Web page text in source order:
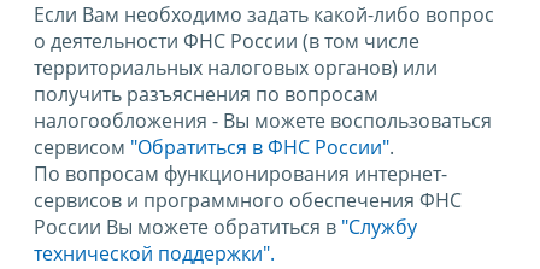
Если Вам необходимо задать какой-либо вопрос
о деятельности ФНС России (в том числе
территориальных налоговых органов) или
получить разъяснения по вопросам
налогообложения - Вы можете воспользоваться
сервисом "Обратиться в ФНС России".
По вопросам функционирования интернет-
сервисов и программного обеспечения ФНС
России Вы можете обратиться в "Службу
технической поддержки".